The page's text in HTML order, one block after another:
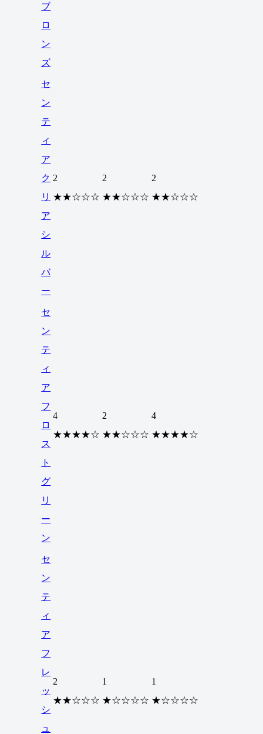
ブ
ロ
ン
ズ
セ
ン
テ
ィ
ア
ク
リ
ア
シ
ル
バ
ー
2
★★☆☆☆
2
★★☆☆☆
2
★★☆☆☆
セ
ン
テ
ィ
ア
フ
ロ
ス
ト
グ
リ
ー
ン
4
★★★★☆
2
★★☆☆☆
4
★★★★☆
セ
ン
テ
ィ
ア
フ
レ
ッ
シ
ュ
2
★★☆☆☆
1
★☆☆☆☆
1
★☆☆☆☆